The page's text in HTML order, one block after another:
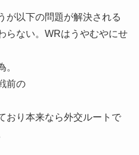
が以下の問題が解決される
らない。WRはうやむやにせ
前の
おり本来なら外交ルートで